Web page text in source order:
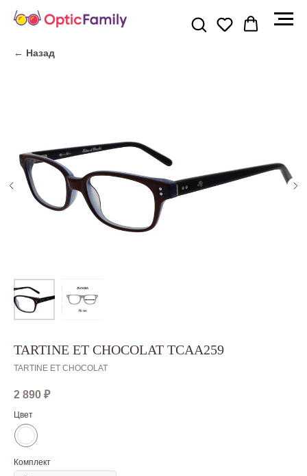
← Назад
TARTINE ET CHOCOLAT TCAA259
TARTINE ET CHOCOLAT
2 890 ₽
Цвет
Комплект